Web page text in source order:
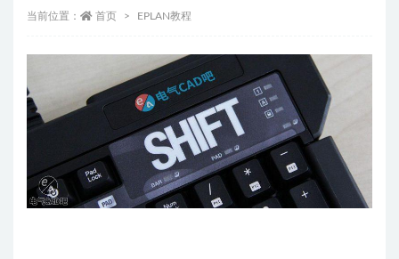
当前位置： 首页 EPLAN教程